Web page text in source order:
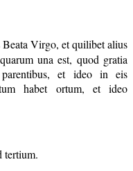
Virgo, et quilibet alius
una est, quod gratia
et ideo in eis
habet ortum, et ideo
tertium.